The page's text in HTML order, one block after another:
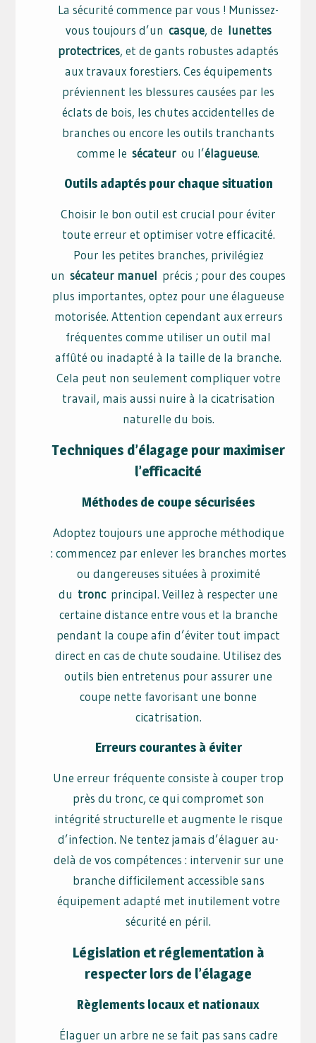
La sécurité commence par vous ! Munissez-
vous toujours d’un casque, de lunettes
protectrices, et de gants robustes adaptés
aux travaux forestiers. Ces équipements
préviennent les blessures causées par les
éclats de bois, les chutes accidentelles de
branches ou encore les outils tranchants
comme lesécateur ou l’élagueuse.
Outils adaptés pour chaque situation
Choisir le bon outil est crucial pour éviter
toute erreur et optimiser votre efficacité.
Pour les petites branches, privilégiez
unsécateur manuel précis ; pour des coupes
plus importantes, optez pour une élagueuse
motorisée. Attention cependant aux erreurs
fréquentes comme utiliser un outil mal
affûté ou inadapté à la taille de la branche.
Cela peut non seulement compliquer votre
travail, mais aussi nuire à la cicatrisation
naturelle du bois.
Techniques d’élagage pour maximiser
l’efficacité
Méthodes de coupe sécurisées
Adoptez toujours une approche méthodique
: commencez par enlever les branches mortes
ou dangereuses situées à proximité
du troncprincipal. Veillez à respecter une
certaine distance entre vous et la branche
pendant la coupe afin d’éviter tout impact
direct en cas de chute soudaine. Utilisez des
outils bien entretenus pour assurer une
coupe nette favorisant une bonne
cicatrisation.
Erreurs courantes à éviter
Une erreur fréquente consiste à couper trop
près du tronc, ce qui compromet son
intégrité structurelle et augmente le risque
d’infection. Ne tentez jamais d’élaguer au-
delà de vos compétences : intervenir sur une
branche difficilement accessible sans
équipement adapté met inutilement votre
sécurité en péril.
Législation et réglementation à
respecter lors de l’élagage
Règlements locaux et nationaux
Élaguer un arbre ne se fait pas sans cadre